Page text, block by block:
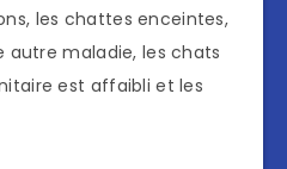
les chattes enceintes,
autre maladie, les chats
est affaibli et les